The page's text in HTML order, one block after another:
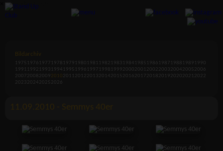
Bildarchiv
1975 1976 1977 1978 1979 1980 1981 1982 1983 1984 1985 1986 1987 1988 1989 1990
1991
1992 1993 1994 1995 1996 1997 1998 19992000 2001 20022003 2004 20052006
20072008 20092010 2011 20122013 2014 2015201620172018 20192020 2021 2022
2023 2024 20252026
11.09.2010 - Semmys 40er